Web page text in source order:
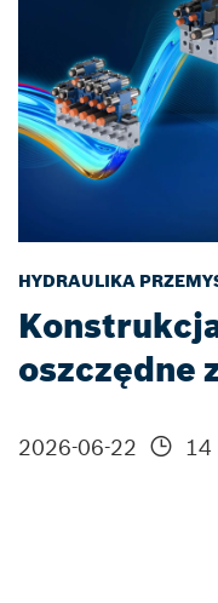
HYDRAULIKA
oszczędne
2026-06-22 14